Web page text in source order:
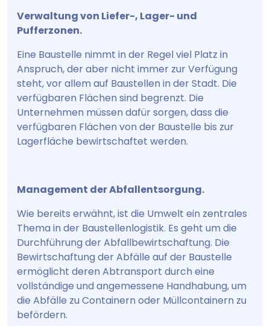
Verwaltung von Liefer-, Lager- und
Pufferzonen.
Eine Baustelle nimmt in der Regel viel Platz in
Anspruch, der aber nicht immer zur Verfügung
steht, vor allem auf Baustellen in der Stadt. Die
verfügbaren Flächen sind begrenzt. Die
Unternehmen müssen dafür sorgen, dass die
verfügbaren Flächen von der Baustelle bis zur
Lagerfläche bewirtschaftet werden.
Management der Abfallentsorgung.
Wie bereits erwähnt, ist die Umwelt ein zentrales
Thema in der Baustellenlogistik. Es geht um die
Durchführung der Abfallbewirtschaftung. Die
Bewirtschaftung der Abfälle auf der Baustelle
ermöglicht deren Abtransport durch eine
vollständige und angemessene Handhabung, um
die Abfälle zu Containern oder Müllcontainern zu
befördern.